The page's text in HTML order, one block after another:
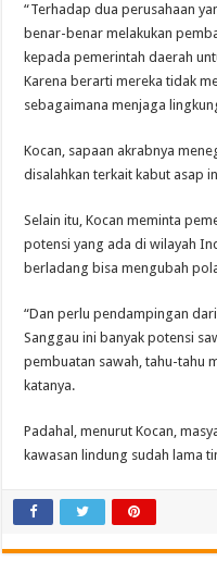
“Terhadap dua perusahaan
benar-benar melakukan
kepada pemerintah daerah
Karena berarti mereka tidak
sebagaimana menjaga
Kocan, sapaan akrabnya
disalahkan terkait kabut asap
Selain itu, Kocan meminta
potensi yang ada di wilayah
berladang bisa mengubah
“Dan perlu pendampingan
Sanggau ini banyak potensi
pembuatan sawah, tahu-tahu
katanya.
Padahal, menurut Kocan,
kawasan lindung sudah lama